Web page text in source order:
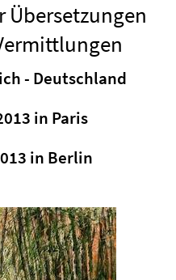
Übersetzungen
- Deutschland
in Paris
in Berlin